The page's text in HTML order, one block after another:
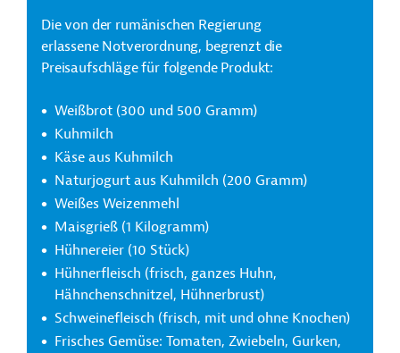
Die von der rumänischen Regierung
erlassene Notverordnung, begrenzt die
Preisaufschläge für folgende Produkt:
Weißbrot (300 und 500 Gramm)
Kuhmilch
Käse aus Kuhmilch
Naturjogurt aus Kuhmilch (200 Gramm)
Weißes Weizenmehl
Maisgrieß (1 Kilogramm)
Hühnereier (10 Stück)
Hühnerfleisch (frisch, ganzes Huhn,
Hähnchenschnitzel, Hühnerbrust)
Schweinefleisch (frisch, mit und ohne Knochen)
Frisches Gemüse: Tomaten, Zwiebeln, Gurken,